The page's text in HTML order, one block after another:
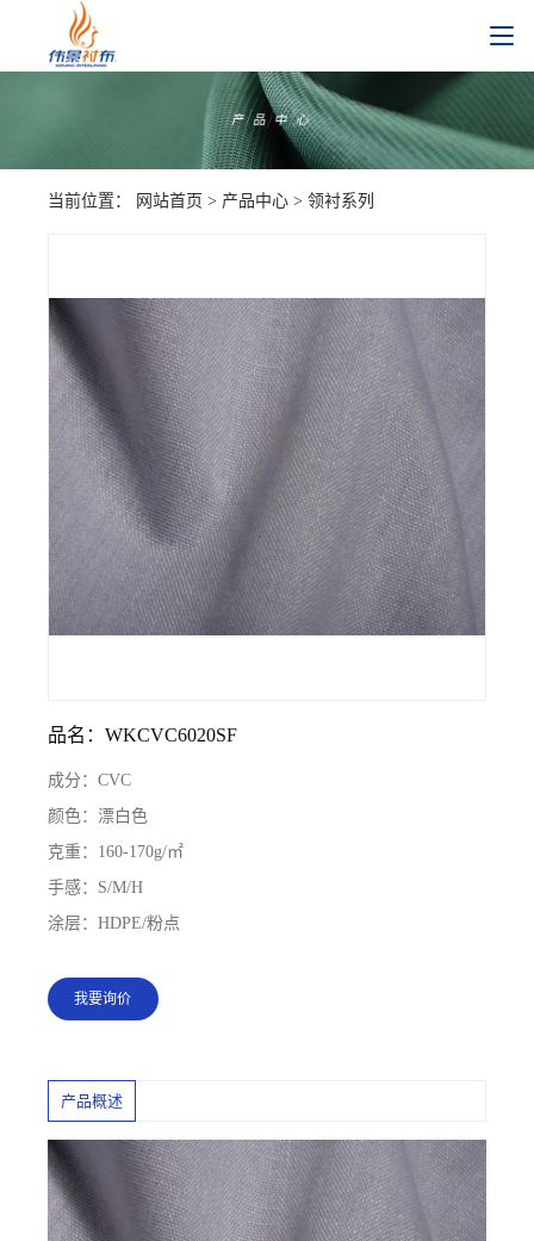
当前位置： 网站首页 > 产品中心> 领衬系列
品名：WKCVC6020SF
成分： CVC
颜色： 漂白色
克重： 160-170g/㎡
手感： S/M/H
涂层： HDPE/粉点
我要询价
产品概述